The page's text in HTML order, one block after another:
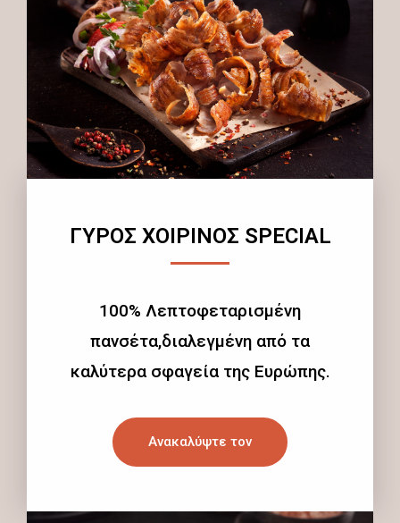
ΓΥΡΟΣ ΧΟΙΡΙΝΟΣ SPECIAL
100% Λεπτοφεταρισμένη
πανσέτα,διαλεγμένη από τα
καλύτερα σφαγεία της Ευρώπης.
Ανακαλύψτε τον